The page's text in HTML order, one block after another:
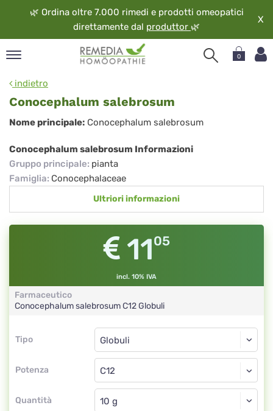
🌿 Ordina oltre 7.000 rimedi e prodotti omeopatici
direttamente dal produttor 🌿
X
0
indietro
Conocephalum salebrosum
Conocephalum
salebrosum
Nome principale: Conocephalum salebrosum
Conocephalum salebrosum Informazioni
Gruppo principale: pianta
Famiglia: Conocephalaceae
Ultriori informazioni
1105
incl. 10% IVA
Farmaceutico
Conocephalum salebrosumC12Globuli
Tipo
Tipo
Potenza
Globuli
C12
Quantità
Globuli